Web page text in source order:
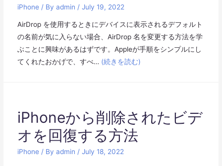
iPhone/ By admin / July 19, 2022
AirDrop を使用するときにデバイスに表示されるデフォルト
の名前が気に入らない場合、AirDrop 名を変更する方法を学
ぶことに興味があるはずです。Appleが手順をシンプルにし
てくれたおかげで、すべ… (続きを読む)
iPhoneから削除されたビデ
オを回復する方法
iPhone/ By admin / July 18, 2022